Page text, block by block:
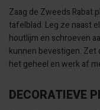
Zaag de Zweeds Rabat
tafelblad. Leg ze naast
houtlijm en schroeven
kunnen bevestigen. Zet
het geheel en werk af
DECORATIEVE